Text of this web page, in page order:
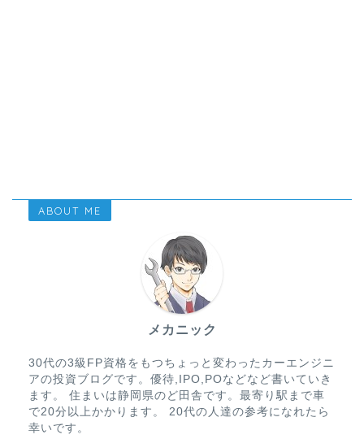
ABOUT ME
メカニック
30代の3級FP資格をもつちょっと変わったカーエンジニ
アの投資ブログです。優待,IPO,POなどなど書いていき
ます。 住まいは静岡県のど田舎です。最寄り駅まで車
で20分以上かかります。 20代の人達の参考になれたら
幸いです。